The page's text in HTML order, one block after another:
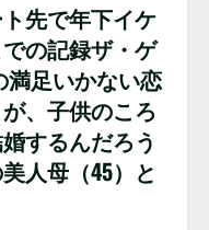
先で年下イケ
の記録ザ・ゲ
満足いかない恋
、子供のころ
するんだろう
人母（45）と